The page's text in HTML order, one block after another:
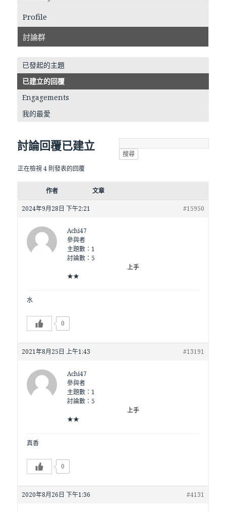
Profile
討論群
已發起的主題
已建立的回覆
Engagements
我的最愛
討論回覆已建立
正在檢視 4 則發表的回覆
作者 文章
2024年9月28日 下午2:21 #15950
Achi47
參與者
主題數：1
討論數：5
上手
★★
水
0
2021年8月25日 上午1:43 #13191
Achi47
參與者
主題數：1
討論數：5
上手
★★
真香
0
2020年8月26日 下午1:36 #4131